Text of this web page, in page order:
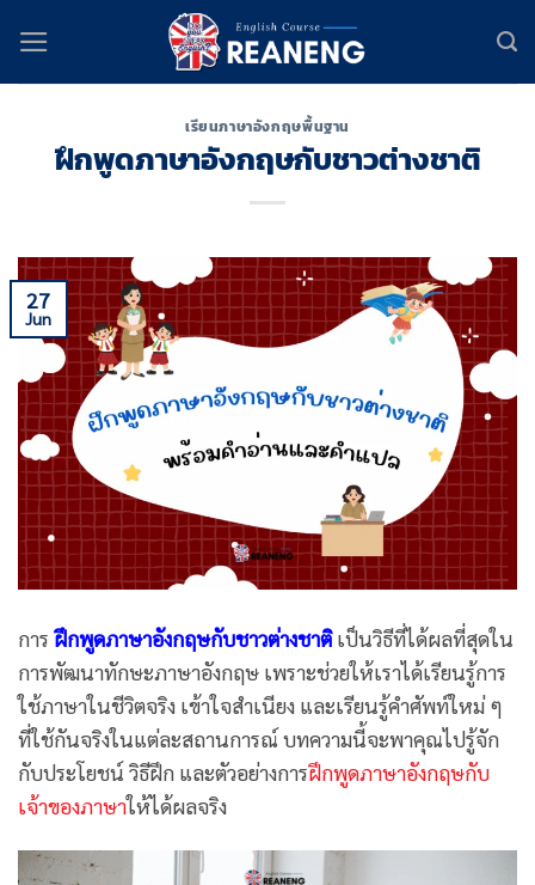
content
เรียนภาษาอังกฤษพื้นฐาน
ฝึกพูดภาษาอังกฤษกับชาวต่างชาติ
27
Jun
การ ฝึกพูดภาษาอังกฤษกับชาวต่างชาติเป็นวิธีที่ได้ผลที่สุดใน
การพัฒนาทักษะภาษาอังกฤษ เพราะช่วยให้เราได้เรียนรู้การ
ใช้ภาษาในชีวิตจริง เข้าใจสำเนียง และเรียนรู้คำศัพท์ใหม่ ๆ
ที่ใช้กันจริงในแต่ละสถานการณ์ บทความนี้จะพาคุณไปรู้จัก
กับประโยชน์ วิธีฝึก และตัวอย่างการฝึกพูดภาษาอังกฤษกับ
เจ้าของภาษาให้ได้ผลจริง